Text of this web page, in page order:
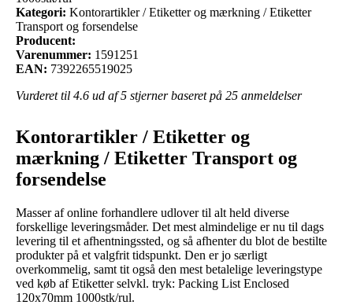
Kategori: Kontorartikler / Etiketter og mærkning / Etiketter
Transport og forsendelse
Producent:
Varenummer: 1591251
EAN: 7392265519025
Vurderet til 4.6 ud af 5 stjerner baseret på 25 anmeldelser
Kontorartikler / Etiketter og
mærkning / Etiketter Transport og
forsendelse
Masser af online forhandlere udlover til alt held diverse
forskellige leveringsmåder. Det mest almindelige er nu til dags
levering til et afhentningssted, og så afhenter du blot de bestilte
produkter på et valgfrit tidspunkt. Den er jo særligt
overkommelig, samt tit også den mest betalelige leveringstype
ved køb af Etiketter selvkl. tryk: Packing List Enclosed
120x70mm 1000stk/rul.